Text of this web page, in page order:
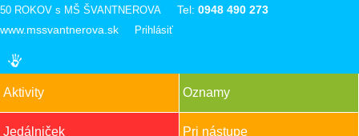
50 ROKOV s MŠ ŠVANTNEROVA Tel: 0948 490 273
www.mssvantnerova.sk
Prihlásiť
Aktivity Oznamy
Jedálniček Pri nástupe